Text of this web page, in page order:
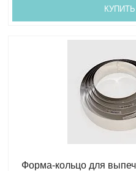
КУПИТЬ
Форма-кольцо для